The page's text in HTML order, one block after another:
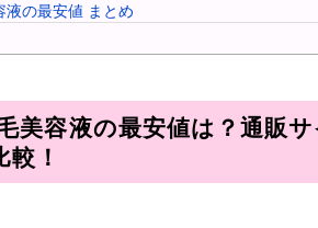
液の最安値 まとめ
美容液の最安値は？通販
！